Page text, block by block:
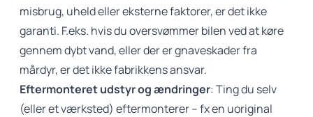
misbrug, uheld eller eksterne faktorer, er det ikke
garanti. F.eks. hvis du oversvømmer bilen ved at køre
gennem dybt vand, eller der er gnaveskader fra
mårdyr, er det ikke fabrikkens ansvar.
Eftermonteret udstyr og ændringer: Ting du selv
(eller et værksted) eftermonterer – fx en uoriginal